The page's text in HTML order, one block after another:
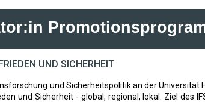
UND SICHERHEIT
und Sicherheitspolitik an der Universität
und Sicherheit - global, regional, lokal. Ziel des